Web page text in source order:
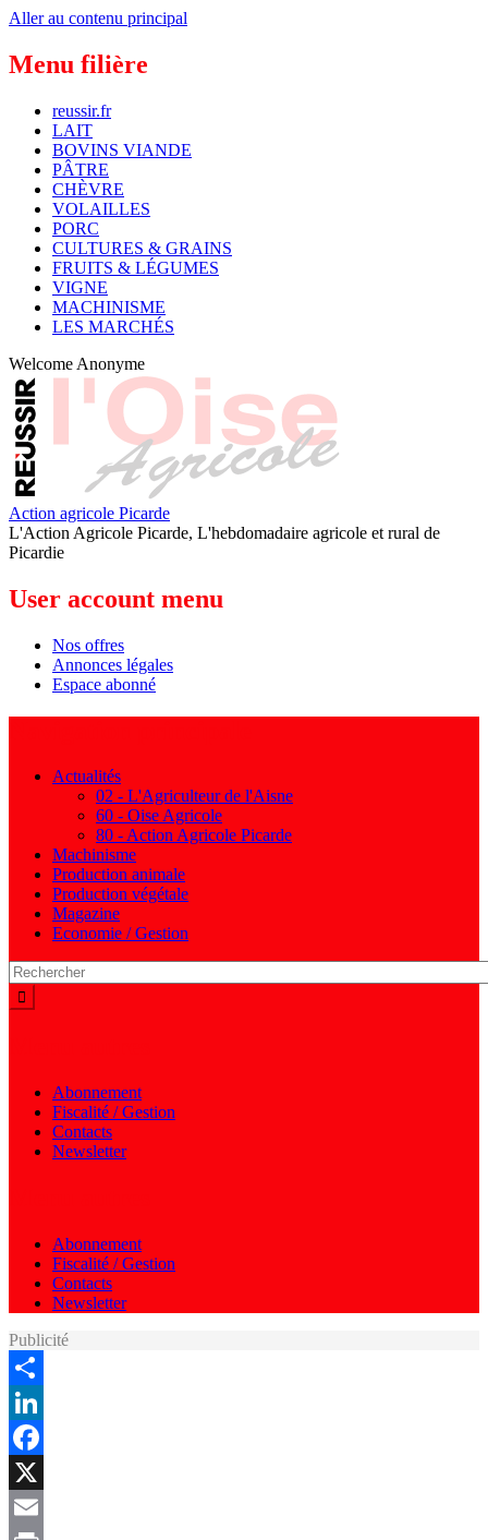
Aller au contenu principal
Menu filière
reussir.fr
LAIT
BOVINS VIANDE
PÂTRE
CHÈVRE
VOLAILLES
PORC
CULTURES & GRAINS
FRUITS & LÉGUMES
VIGNE
MACHINISME
LES MARCHÉS
Welcome Anonyme
Action agricole Picarde
L'Action Agricole Picarde, L'hebdomadaire agricole et rural de
Picardie
User account menu
Nos offres
Annonces légales
Espace abonné
Actualités
02 - L'Agriculteur de l'Aisne
60 - Oise Agricole
80 - Action Agricole Picarde
Machinisme
Production animale
Production végétale
Magazine
Economie / Gestion
Abonnement
Fiscalité / Gestion
Contacts
Newsletter
Abonnement
Fiscalité / Gestion
Contacts
Newsletter
Publicité
Share
LinkedIn
Facebook
X